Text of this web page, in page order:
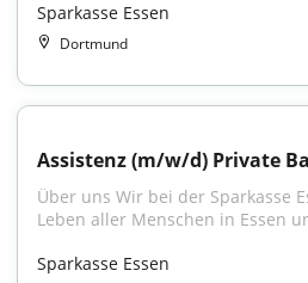
Sparkasse Essen
Dortmund
Assistenz (m/w/d) Private
Über uns Wir bei der Sparkasse
Leben aller Menschen in Essen
Sparkasse Essen